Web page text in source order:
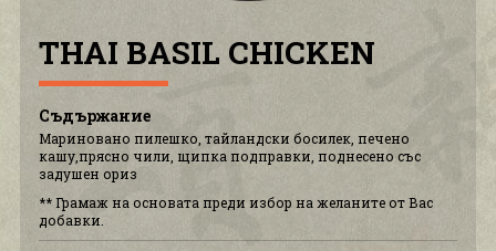
ПОЛИТИКА ЗА ПОВЕРИТЕЛНОСТ
КОНТАКТ С НАС
АКАУНТ
THAI BASIL CHICKEN
Съдържание
Мариновано пилешко, тайландски босилек, печено
кашу,прясно чили, щипка подправки, поднесено със
задушен ориз
** Грамаж на основата преди избор на желаните от Вас
добавки.